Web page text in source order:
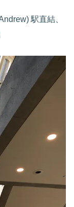
駅直結、